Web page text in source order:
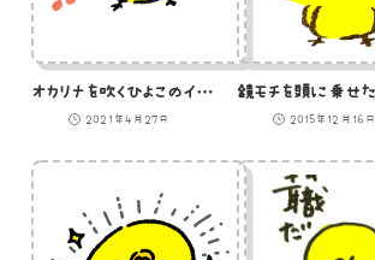
オカリナを吹くひよこのイラスト
2021年4月27日 2015年12月16日